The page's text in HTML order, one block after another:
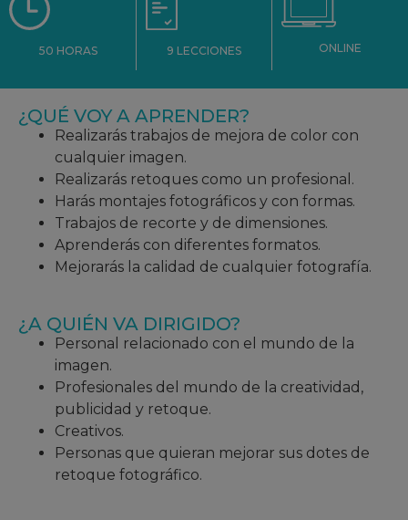
50 HORAS 9 LECCIONES ONLINE
¿QUÉ VOY A APRENDER?
Realizarás trabajos de mejora de color con
cualquier imagen.
Realizarás retoques como un profesional.
Harás montajes fotográficos y con formas.
Trabajos de recorte y de dimensiones.
Aprenderás con diferentes formatos.
Mejorarás la calidad de cualquier fotografía.
¿A QUIÉN VA DIRIGIDO?
Personal relacionado con el mundo de la
imagen.
Profesionales del mundo de la creatividad,
publicidad y retoque.
Creativos.
Personas que quieran mejorar sus dotes de
retoque fotográfico.